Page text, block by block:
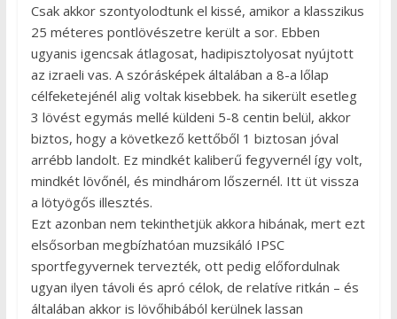
Csak akkor szontyolodtunk el kissé, amikor a klasszikus
25 méteres pontlövészetre került a sor. Ebben
ugyanis igencsak átlagosat, hadipisztolyosat nyújtott
az izraeli vas. A szórásképek általában a 8-a lőlap
célfeketejénél alig voltak kisebbek. ha sikerült esetleg
3 lövést egymás mellé küldeni 5-8 centin belül, akkor
biztos, hogy a következő kettőből 1 biztosan jóval
arrébb landolt. Ez mindkét kaliberű fegyvernél így volt,
mindkét lövőnél, és mindhárom lőszernél. Itt üt vissza
a lötyögős illesztés.
Ezt azonban nem tekinthetjük akkora hibának, mert ezt
elsősorban megbízhatóan muzsikáló IPSC
sportfegyvernek tervezték, ott pedig előfordulnak
ugyan ilyen távoli és apró célok, de relatíve ritkán – és
általában akkor is lövőhibából kerülnek lassan